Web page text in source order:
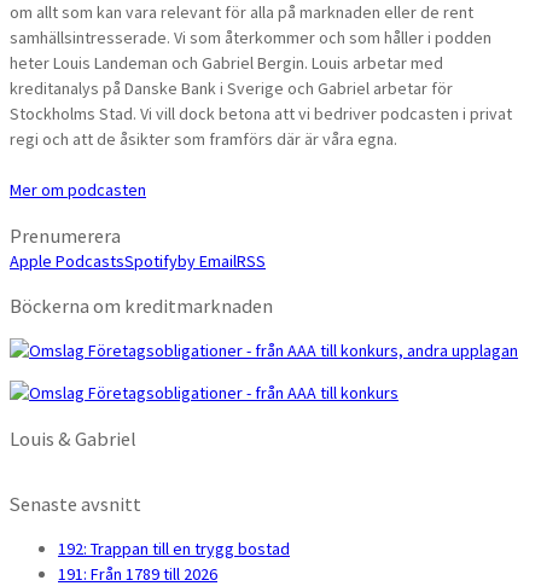
om allt som kan vara relevant för alla på marknaden eller de rent
samhällsintresserade. Vi som återkommer och som håller i podden
heter Louis Landeman och Gabriel Bergin. Louis arbetar med
kreditanalys på Danske Bank i Sverige och Gabriel arbetar för
Stockholms Stad. Vi vill dock betona att vi bedriver podcasten i privat
regi och att de åsikter som framförs där är våra egna.
Mer om podcasten
Prenumerera
Apple PodcastsSpotifyby EmailRSS
Böckerna om kreditmarknaden
Louis & Gabriel
Senaste avsnitt
192: Trappan till en trygg bostad
191: Från 1789 till 2026